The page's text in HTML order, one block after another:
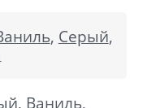
, Серый,
Ваниль,